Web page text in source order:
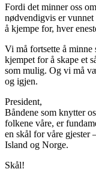
Fordi det minner oss
nødvendigvis er
å kjempe for, hver
Vi må fortsette å minne
kjempet for å skape et
som mulig. Og vi må
og igjen.
President,
Båndene som knytter
folkene våre, er
en skål for våre gjester
Island og Norge.
Skål!